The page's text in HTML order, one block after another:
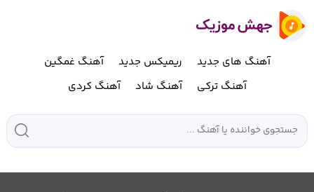
آهنگ های جدید ریمیکس جدید
آهنگ غمگین
آهنگ ترکی
آهنگ شاد آهنگ کردی